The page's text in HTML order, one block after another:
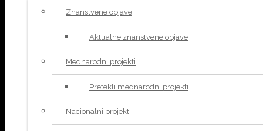
Znanstvene objave
Aktualne znanstvene objave
Mednarodni projekti
Pretekli mednarodni projekti
Nacionalni projekti